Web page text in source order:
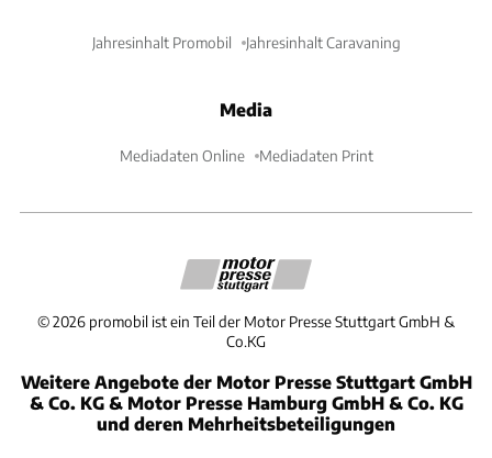
Jahresinhalt Promobil Jahresinhalt Caravaning
Media
Mediadaten Online Mediadaten Print
©2026 promobil ist ein Teil der Motor Presse Stuttgart GmbH &
Co.KG
Weitere Angebote der Motor Presse Stuttgart GmbH
& Co. KG & Motor Presse Hamburg GmbH & Co. KG
und deren Mehrheitsbeteiligungen